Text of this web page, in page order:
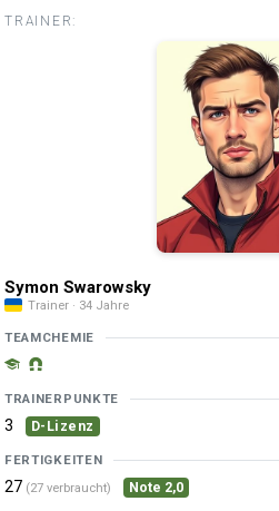
TRAINER:
Symon Swarowsky
Trainer · 34 Jahre
TEAMCHEMIE
TRAINERPUNKTE
3 D-Lizenz
FERTIGKEITEN
27 (27 verbraucht) Note 2,0